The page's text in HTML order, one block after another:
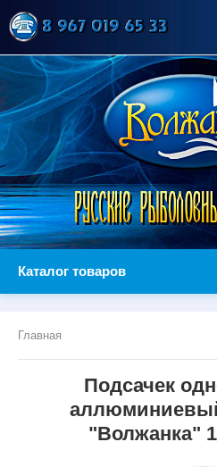
Каталог товаров
Главная
Подсачек
"Волжанка"